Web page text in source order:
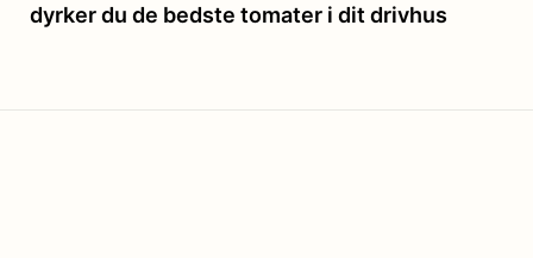
dyrker du de bedste tomater i dit drivhus